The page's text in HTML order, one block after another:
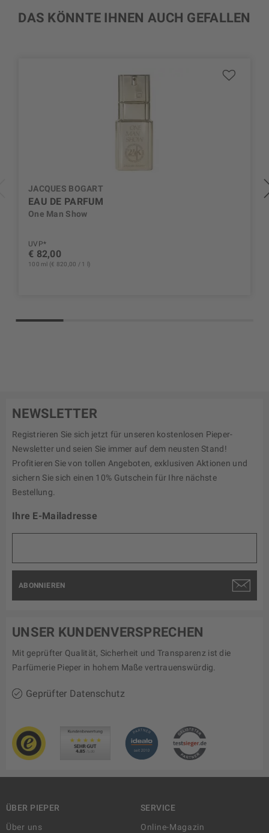
DAS KÖNNTE IHNEN AUCH GEFALLEN
JACQUES BOGART
EAU DE PARFUM
One Man Show
UVP*
€ 82,00
100 ml (€ 820,00 / 1 l)
NEWSLETTER
Registrieren Sie sich jetzt für unseren kostenlosen Pieper-
Newsletter und seien Sie immer auf dem neusten Stand!
Profitieren Sie von tollen Angeboten, exklusiven Aktionen und
sichern Sie sich einen 10% Gutschein für Ihre nächste
Bestellung.
Ihre E-Mailadresse
ABONNIEREN
UNSER KUNDENVERSPRECHEN
Mit geprüfter Qualität, Sicherheit und Transparenz ist die
Parfümerie Pieper in hohem Maße vertrauenswürdig.
Geprüfter Datenschutz
ÜBER PIEPER
Über uns
SERVICE
Online-Magazin